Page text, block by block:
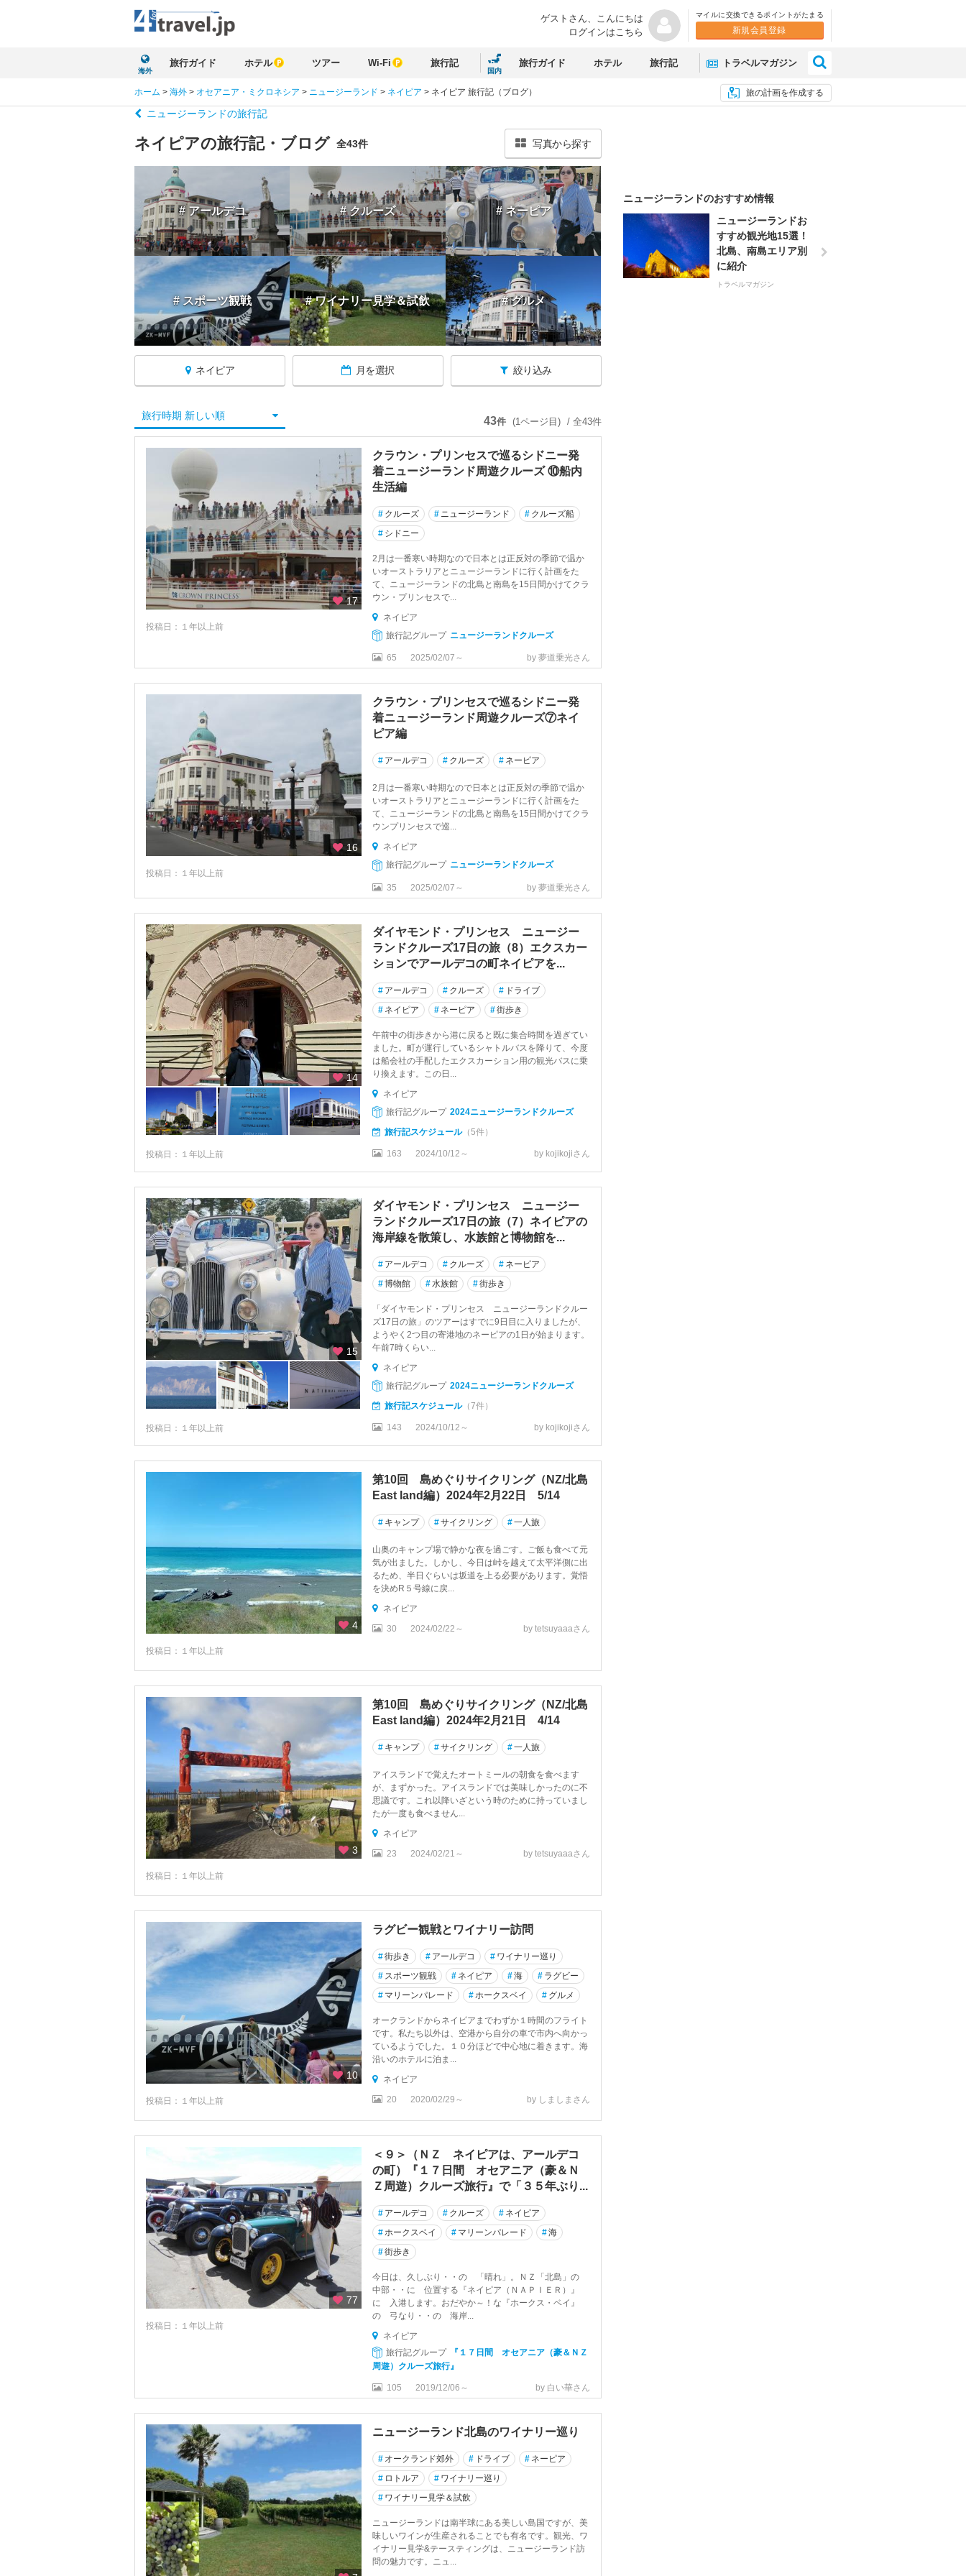
ゲストさん、 こんにちは
ログインはこちら
マイルに交換できるポイントがたまる
新規会員登録
海外
旅行ガイド ホテル ツアー Wi-Fi 旅行記
国内
旅行ガイド ホテル 旅行記 トラベルマガジン
旅の計画を作成する
ホーム > 海外 > オセアニア・ミクロネシア > ニュージーランド > ネイピア > ネイピア 旅行記（ブログ）
ニュージーランドの旅行記
ネイピアの旅行記・ブログ 全43件 写真から探す
# アールデコ # クルーズ # ネーピア
# スポーツ観戦 # ワイナリー見学＆試飲 # グルメ
ネイピア 月を選択 絞り込み
ニュージーランドへ戻る
★アオラキ/マウントクック国立公園周辺
★ウェリントン
★オークランド
★クイーンズタウン
★クライストチャーチ
★フィヨルドランド国立公園周辺
★ロトルア
アーサーズ・パス国立公園周辺
ウエストコースト
ウエストランド国立公園周辺
エイベル・タズマン国立公園周辺
カイコウラ
ギズボーン
コロマンデル・タウン
コロマンデル半島周辺
タウランガ
ダニーデン
テアナウ
ティマル
テカポ
トンガリロ国立公園周辺
ニュープリマス
ネイピア
ネルソン
ノースランド
ハミルトン
パイヒア
パーマーストンノース
ピクトン
ブレナム
ホキティカ
マウント・マウンガヌイ
メスベン
ラッセル
ワイトモ・ケーブ
ワナカ
旅行時期 新しい順 43件 (1ページ目) / 全43件
17
投稿日：１年以上前
クラウン・プリンセスで巡るシドニー発
着ニュージーランド周遊クルーズ ⑩船内
生活編
# クルーズ # ニュージーランド # クルーズ船
# シドニー
2月は一番寒い時期なので日本とは正反対の季節で温か
いオーストラリアとニュージーランドに行く計画をた
て、ニュージーランドの北島と南島を15日間かけてクラ
ウン・プリンセスで...
ネイピア
旅行記グループ ニュージーランドクルーズ
65 2025/02/07～ by 夢道乗光さん
16
投稿日：１年以上前
クラウン・プリンセスで巡るシドニー発
着ニュージーランド周遊クルーズ⑦ネイ
ピア編
# アールデコ # クルーズ # ネーピア
2月は一番寒い時期なので日本とは正反対の季節で温か
いオーストラリアとニュージーランドに行く計画をた
て、ニュージーランドの北島と南島を15日間かけてクラ
ウンプリンセスで巡...
ネイピア
旅行記グループ ニュージーランドクルーズ
35 2025/02/07～ by 夢道乗光さん
14
投稿日：１年以上前
ダイヤモンド・プリンセス ニュージー
ランドクルーズ17日の旅（8）エクスカー
ションでアールデコの町ネイピアを...
# アールデコ # クルーズ # ドライブ
# ネイピア # ネーピア #街歩き
午前中の街歩きから港に戻ると既に集合時間を過ぎてい
ました。町が運行しているシャトルバスを降りて、今度
は船会社の手配したエクスカーション用の観光バスに乗
り換えます。この日...
ネイピア
旅行記グループ 2024ニュージーランドクルーズ
旅行記スケジュール（5件）
163 2024/10/12～ by kojikojiさん
15
投稿日：１年以上前
ダイヤモンド・プリンセス ニュージー
ランドクルーズ17日の旅（7）ネイピアの
海岸線を散策し、水族館と博物館を...
# アールデコ # クルーズ # ネーピア
#博物館 #水族館 #街歩き
「ダイヤモンド・プリンセス ニュージーランドクルー
ズ17日の旅」のツアーはすでに9日目に入りましたが、
ようやく2つ目の寄港地のネーピアの1日が始まります。
午前7時くらい...
ネイピア
旅行記グループ 2024ニュージーランドクルーズ
旅行記スケジュール（7件）
143 2024/10/12～ by kojikojiさん
4
投稿日：１年以上前
第10回 島めぐりサイクリング（NZ/北島
East land編）2024年2月22日 5/14
# キャンプ #サイクリング #一人旅
山奥のキャンプ場で静かな夜を過ごす。ご飯も食べて元
気が出ました。しかし、今日は峠を越えて太平洋側に出
るため、半日ぐらいは坂道を上る必要があります。覚悟
を決めR５号線に戻...
ネイピア
30
2024/02/22～ by tetsuyaaaさん
3
投稿日：１年以上前
第10回 島めぐりサイクリング（NZ/北島
East land編）2024年2月21日 4/14
# キャンプ #サイクリング #一人旅
アイスランドで覚えたオートミールの朝食を食べます
が、まずかった。アイスランドでは美味しかったのに不
思議です。これ以降いざという時のために持っていまし
たが一度も食べません...
ネイピア
23
2024/02/21～ by tetsuyaaaさん
10
投稿日：１年以上前
ラグビー観戦とワイナリー訪問
#街歩き # アールデコ # ワイナリー巡り
# スポーツ観戦 # ネイピア #海 # ラグビー
# マリーンパレード # ホークスベイ # グルメ
オークランドからネイピアまでわずか１時間のフライト
です。私たち以外は、空港から自分の車で市内へ向かっ
ているようでした。１０分ほどで中心地に着きます。海
沿いのホテルに泊ま...
ネイピア
20
2020/02/29～ by しましまさん
77
投稿日：１年以上前
＜９＞（ＮＺ ネイピアは、アールデコ
の町）『１７日間 オセアニア（豪＆Ｎ
Ｚ周遊）クルーズ旅行』で「３５年ぶり...
# アールデコ # クルーズ # ネイピア
# ホークスベイ # マリーンパレード #海
#街歩き
今日は、久しぶり・・の 「晴れ」。ＮＺ「北島」の
中部・・に 位置する『ネイピア（ＮＡＰＩＥＲ）』
に 入港します。おだやか～！な『ホークス・ベイ』
の 弓なり・・の 海岸...
ネイピア
旅行記グループ
『１７日間 オセアニア（豪＆ＮＺ
周遊）クルーズ旅行』
105 2019/12/06～ by 白い華さん
ニュージーランド北島のワイナリー巡り
# オークランド郊外 # ドライブ # ネーピア
# ロトルア # ワイナリー巡り
# ワイナリー見学＆試飲
ニュージーランドは南半球にある美しい島国ですが、美
味しいワインが生産されることでも有名です。観光、ワ
イナリー見学&テースティングは、ニュージーランド訪
問の魅力です。ニュ...
ニュージーランドのおすすめ情報
ニュージーランドお
すすめ観光地15選！
北島、南島エリア別
に紹介
トラベルマガジン